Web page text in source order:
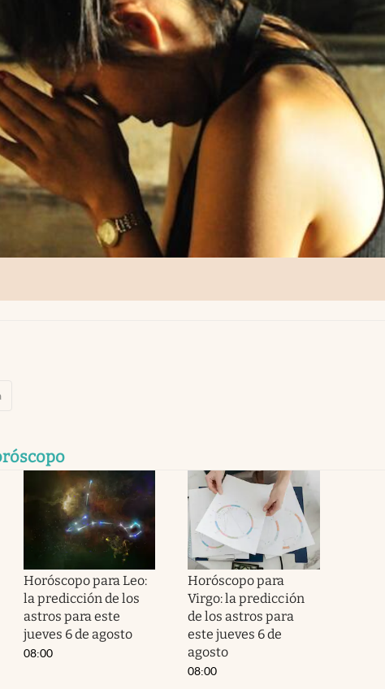
Horóscopo para Leo:
la predicción de los
astros para este
jueves 6 de agosto
08:00
Horóscopo para
Virgo: la predicción
de los astros para
este jueves 6 de
agosto
08:00